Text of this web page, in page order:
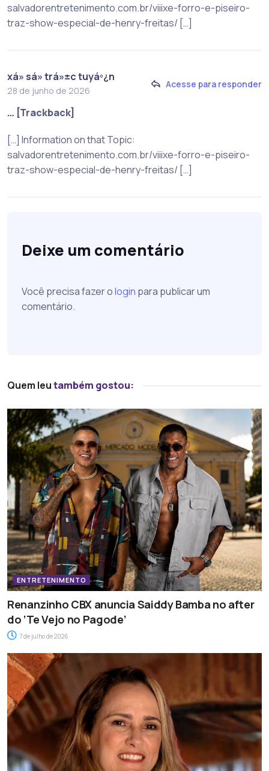
salvadorentretenimento.com.br/viiixe-forro-e-piseiro-
traz-show-especial-de-henry-freitas/ […]
xá» sá» trá»±c tuyáº¿n
28 de junho de 2026
Acesse para responder
… [Trackback]
[…] Information on that Topic:
salvadorentretenimento.com.br/viiixe-forro-e-piseiro-
traz-show-especial-de-henry-freitas/ […]
Deixe um comentário
Você precisa fazer ologin para publicar um
comentário.
Quem leutambém gostou:
ENTRETENIMENTO
Renanzinho CBX anuncia Saiddy Bamba no after
do ‘Te Vejo no Pagode’
7 de julho de 2026